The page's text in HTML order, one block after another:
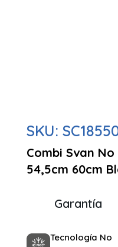
SKU:
Combi Svan No
54,5cm 60cm
Garantía
Tecnología No